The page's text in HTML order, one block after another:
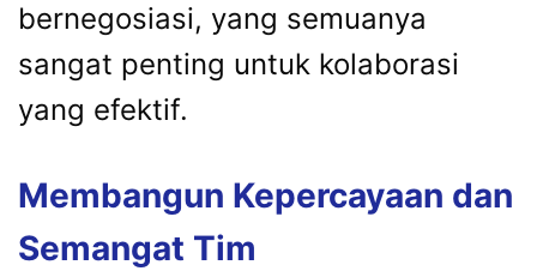
bernegosiasi, yang semuanya
sangat penting untuk kolaborasi
yang efektif.
Membangun Kepercayaan dan
Semangat Tim